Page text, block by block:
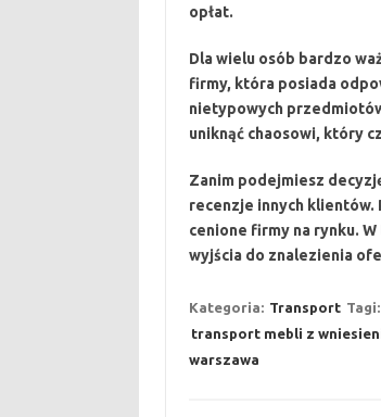
opłat.
Dla wielu osób bardzo
firmy, która posiada
nietypowych
uniknąć chaosowi, który
Zanim podejmiesz
recenzje innych
cenione firmy na rynku. W
wyjścia do znalezienia
Kategoria: Transport Tagi:
transport mebli z
warszawa